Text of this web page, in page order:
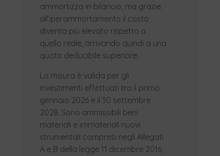
ammortizza in bilancio, ma grazie
all’iperammortamento il costo
diventa più elevato rispetto a
quello reale, arrivando quindi a una
quota deducibile superiore.
La misura è valida per gli
investimenti effettuati tra il primo
gennaio 2026 e il 30 settembre
2028. Sono ammissibili beni
materiali e immateriali nuovi
strumentali compresi negli Allegati
A e B della legge 11 dicembre 2016,